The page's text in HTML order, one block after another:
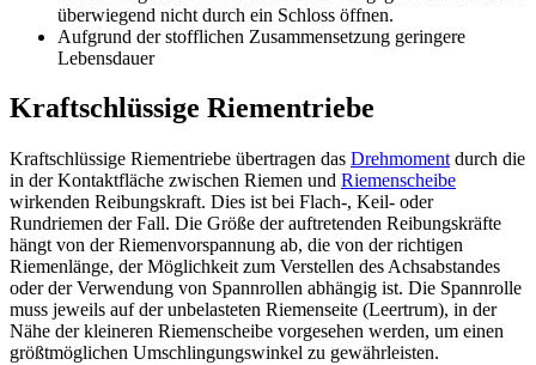
überwiegend nicht durch ein Schloss öffnen.
Aufgrund der stofflichen Zusammensetzung geringere
Lebensdauer
Kraftschlüssige Riementriebe
Kraftschlüssige Riementriebe übertragen das Drehmoment durch die
in der Kontaktfläche zwischen Riemen und Riemenscheibe
wirkenden Reibungskraft. Dies ist bei Flach-, Keil- oder
Rundriemen der Fall. Die Größe der auftretenden Reibungskräfte
hängt von der Riemenvorspannung ab, die von der richtigen
Riemenlänge, der Möglichkeit zum Verstellen des Achsabstandes
oder der Verwendung von Spannrollen abhängig ist. Die Spannrolle
muss jeweils auf der unbelasteten Riemenseite (Leertrum), in der
Nähe der kleineren Riemenscheibe vorgesehen werden, um einen
größtmöglichen Umschlingungswinkel zu gewährleisten.